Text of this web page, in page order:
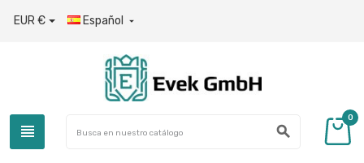
EUR € Español 
view_headline search
0